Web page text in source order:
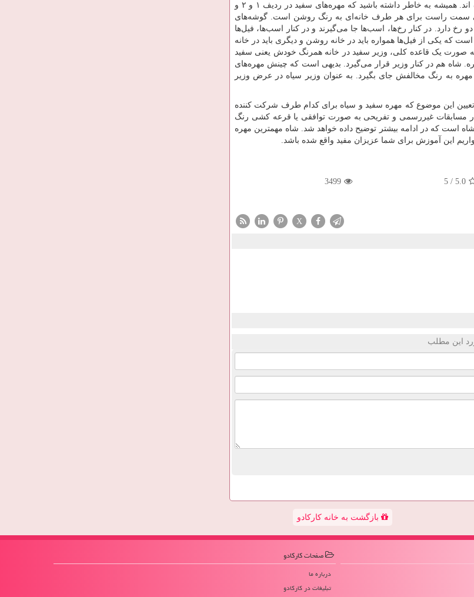
می‌دهند که در ردیف ۲ برای سفید و در ردیف ۷ برای سیاه قرار داده شده اند. همیشه به خاطر داشته باشید که مهره‌های سفید در ردیف ۱ و ۲ و
خانه گوشه پایینی سمت راست برای هر طرف خانه‌ای به رنگ روشن است. گوشه‌های
دارد. در کنار رخ‌ها، اسب‌ها جا می‌گیرند و در کنار اسب‌ها، فیل‌ها
که یکی از فیل‌ها همواره باید در خانه روشن و دیگری باید در خانه
صورت یک قاعده کلی، وزیر سفید در خانه همرنگ خودش یعنی سفید
شاه هم در کنار وزیر قرار می‌گیرد. بدیهی است که چینش مهره‌های
به رنگ مخالفش جای بگیرد. به عنوان وزیر سیاه در عرض وزیر
این موضوع که مهره سفید و سیاه برای کدام طرف شرکت کننده
مسابقات غیررسمی و تفریحی به صورت توافقی یا قرعه کشی رنگ
که در ادامه بیشتر توضیح داده خواهد شد. شاه مهمترین مهره
این آموزش برای شما عزیزان مفید واقع شده باشد.
5.0
/
5
3499
X
این مطلب
بازگشت به خانه کارکادو
صفحات كاركادو
درباره ما
تبلیغات در كاركادو